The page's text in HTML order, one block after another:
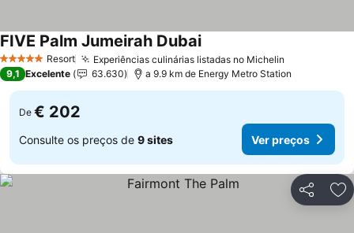
5 Estrelas Resort Experiências culinárias listadas no Michelin
FIVE Palm Jumeirah Dubai
9,1 Excelente 63.630 a 9.9 km de Energy Metro Station
De € 202
Consulte os preços de 9 sites Ver preços
Partilhar